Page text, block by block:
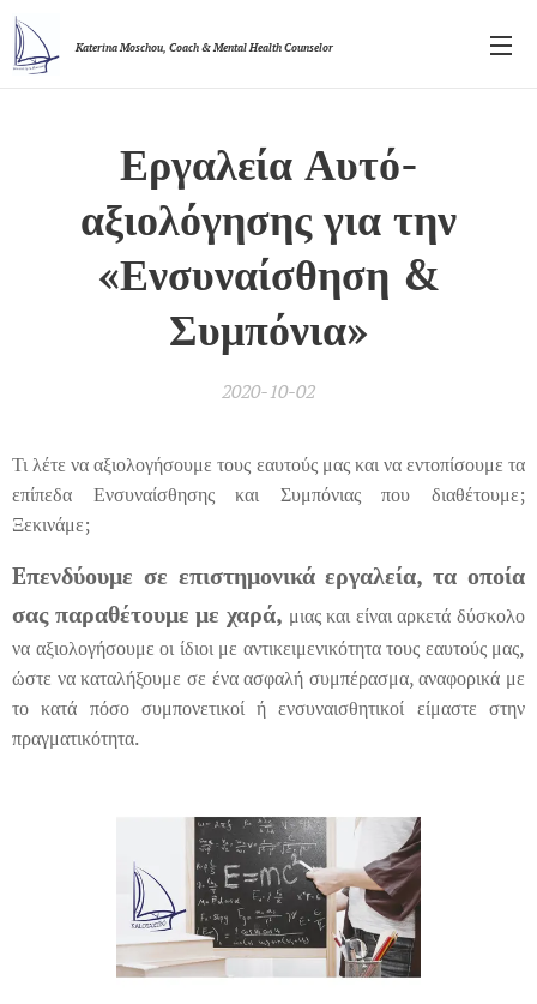
Katerina Moschou, Coach & Mental Health Counselor
Εργαλεία Αυτό-
αξιολόγησης για την
«Ενσυναίσθηση &
Συμπόνια»
2020-10-02
Τι λέτε να αξιολογήσουμε τους εαυτούς μας και να εντοπίσουμε τα
επίπεδα Ενσυναίσθησης και Συμπόνιας που διαθέτουμε;
Ξεκινάμε;
Eπενδύουμε σε επιστημονικά εργαλεία, τα οποία
σας παραθέτουμε με χαρά, μιας και είναι αρκετά δύσκολο
να αξιολογήσουμε οι ίδιοι με αντικειμενικότητα τους εαυτούς μας,
ώστε να καταλήξουμε σε ένα ασφαλή συμπέρασμα, αναφορικά με
το κατά πόσο συμπονετικοί ή ενσυναισθητικοί είμαστε στην
πραγματικότητα.